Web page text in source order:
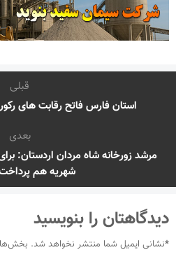
قبلی
استان فارس فاتح رقابت های
بعدی
مرشد زورخانه شاه مردان اردستان:
شهریه هم
دیدگاهتان را بنویسید
نشانی ایمیل شما منتشر نخواهد شد.*